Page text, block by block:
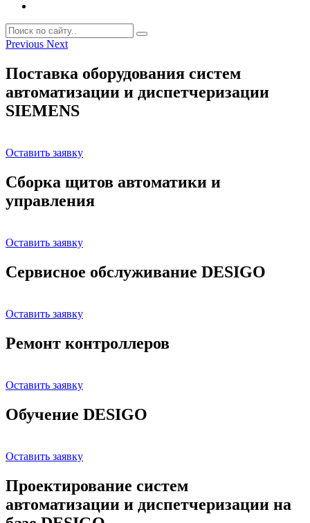
Previous Next
Поставка оборудования систем
автоматизации и диспетчеризации
SIEMENS
Оставить заявку
Сборка щитов автоматики и
управления
Оставить заявку
Сервисное обслуживание DESIGO
Оставить заявку
Ремонт контроллеров
Оставить заявку
Обучение DESIGO
Оставить заявку
Проектирование систем
автоматизации и диспетчеризации на